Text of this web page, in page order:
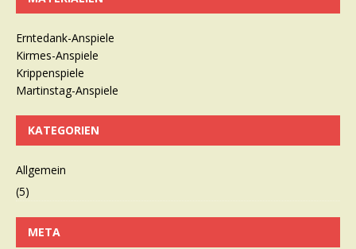
Erntedank-Anspiele
Kirmes-Anspiele
Krippenspiele
Martinstag-Anspiele
KATEGORIEN
Allgemein
(5)
META